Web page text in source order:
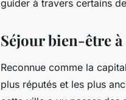
guider à travers certains
Séjour bien-être
Reconnue comme la
plus réputés et les plus